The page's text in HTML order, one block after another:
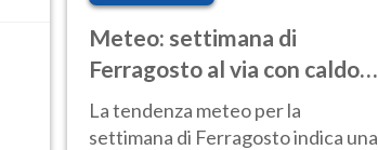
Meteo: settimana di
Ferragosto al via con caldo
intenso e qualche temporale
La tendenza meteo per la
settimana di Ferragosto indica una